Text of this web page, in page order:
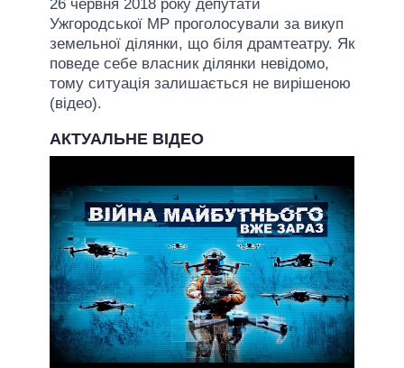
26 червня 2018 року депутати
Ужгородської МР проголосували за викуп
земельної ділянки, що біля драмтеатру. Як
поведе себе власник ділянки невідомо,
тому ситуація залишається не вирішеною
(відео).
АКТУАЛЬНЕ ВІДЕО